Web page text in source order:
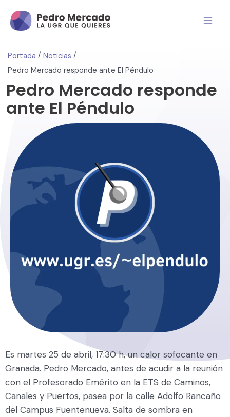
Portada / Noticias /
Pedro Mercado responde ante El Péndulo
Pedro Mercado responde
ante El Péndulo
Es martes 25 de abril, 17:30 h, un calor sofocante en
Granada. Pedro Mercado, antes de acudir a la reunión
con el Profesorado Emérito en la ETS de Caminos,
Canales y Puertos, pasea por la calle Adolfo Rancaño
del Campus Fuentenueva. Salta de sombra en